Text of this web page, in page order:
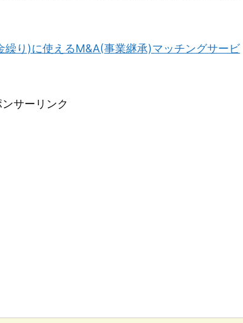
り)に使えるM&A(事業継承)マッチングサービ
サーリンク